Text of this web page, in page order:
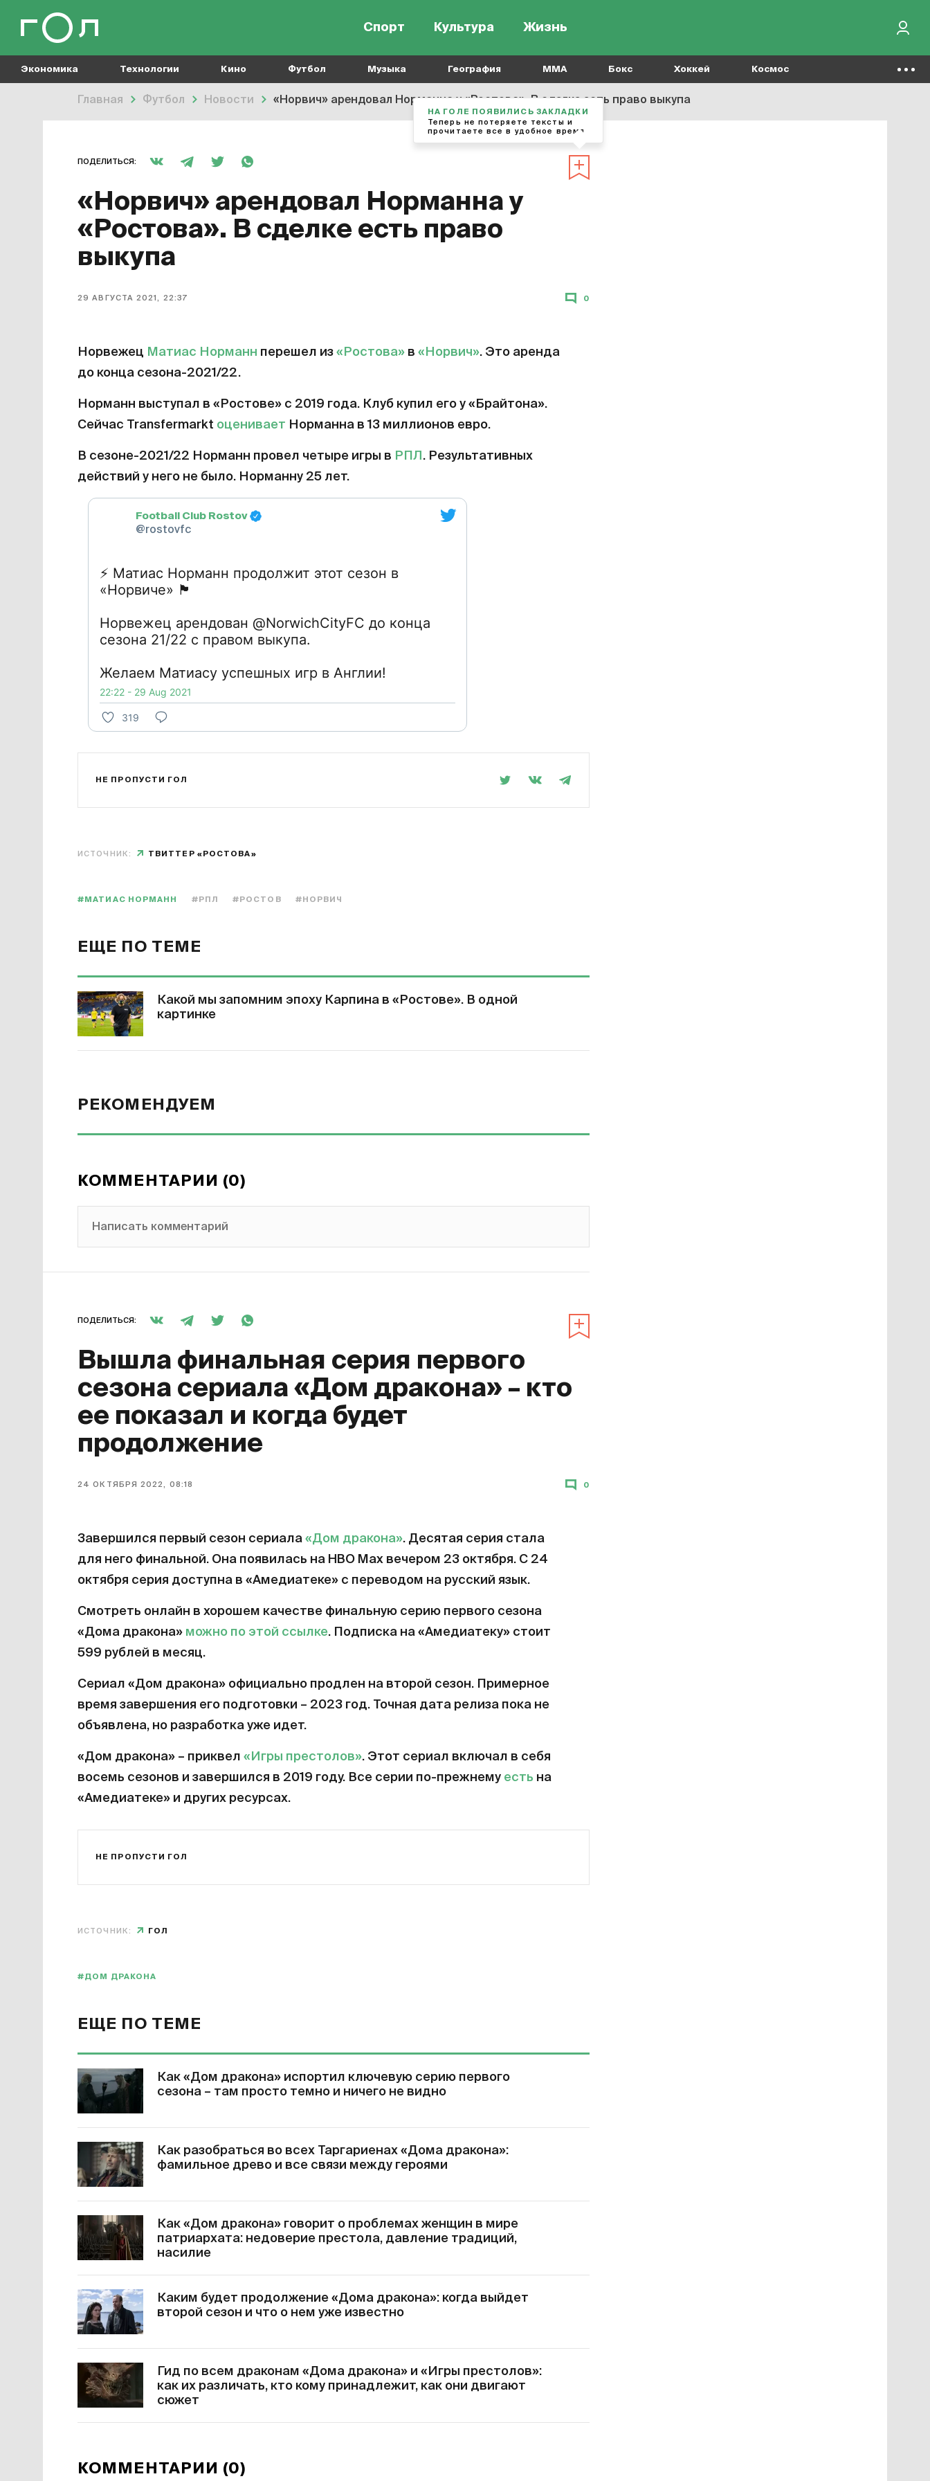
Спорт Культура Жизнь
Экономика Технологии Кино Футбол Музыка География MMA Бокс Хоккей Космос
Главная Футбол Новости «Норвич» арендовал Норманна у «Ростова». В сделке есть право выкупа
ПОДЕЛИТЬСЯ:
«Норвич» арендовал Норманна у
«Ростова». В сделке есть право
выкупа
29 АВГУСТА 2021, 22:37 0
Норвежец Матиас Норманн перешел из «Ростова» в «Норвич». Это аренда
до конца сезона-2021/22.
Норманн выступал в «Ростове» с 2019 года. Клуб купил его у «Брайтона».
Сейчас Transfermarkt оценивает Норманна в 13 миллионов евро.
В сезоне-2021/22 Норманн провел четыре игры в РПЛ . Результативных
действий у него не было. Норманну 25 лет.
Football Club Rostov
@rostovfc
⚡️ Матиас Норманн продолжит этот сезон в
«Норвиче» 🏴󠁧󠁢󠁥󠁮󠁧󠁿
Норвежец арендован @NorwichCityFC до конца
сезона 21/22 с правом выкупа.
Желаем Матиасу успешных игр в Англии!
22:22 - 29 Aug 2021
319
НЕ ПРОПУСТИ ГОЛ
ИСТОЧНИК: ТВИТТЕР «РОСТОВА»
#МАТИАС НОРМАНН #РПЛ #РОСТОВ #НОРВИЧ
ЕЩЕ ПО ТЕМЕ
Какой мы запомним эпоху Карпина в «Ростове». В одной
картинке
РЕКОМЕНДУЕМ
КОММЕНТАРИИ (0)
Написать комментарий
ПОДЕЛИТЬСЯ:
Вышла финальная серия первого
сезона сериала «Дом дракона» – кто
ее показал и когда будет
продолжение
24 ОКТЯБРЯ 2022, 08:18 0
Завершился первый сезон сериала «Дом дракона». Десятая серия стала
для него финальной. Она появилась на HBO Max вечером 23 октября. С 24
октября серия доступна в «Амедиатеке» с переводом на русский язык.
Смотреть онлайн в хорошем качестве финальную серию первого сезона
«Дома дракона» можно по этой ссылке. Подписка на «Амедиатеку» стоит
599 рублей в месяц.
Сериал «Дом дракона» официально продлен на второй сезон. Примерное
время завершения его подготовки – 2023 год. Точная дата релиза пока не
объявлена, но разработка уже идет.
«Дом дракона» – приквел «Игры престолов». Этот сериал включал в себя
восемь сезонов и завершился в 2019 году. Все серии по-прежнему есть на
«Амедиатеке» и других ресурсах.
НЕ ПРОПУСТИ ГОЛ
ИСТОЧНИК: ГОЛ
#ДОМ ДРАКОНА
ЕЩЕ ПО ТЕМЕ
Как «Дом дракона» испортил ключевую серию первого
сезона – там просто темно и ничего не видно
Как разобраться во всех Таргариенах «Дома дракона»:
фамильное древо и все связи между героями
Как «Дом дракона» говорит о проблемах женщин в мире
патриархата: недоверие престола, давление традиций,
насилие
Каким будет продолжение «Дома дракона»: когда выйдет
второй сезон и что о нем уже известно
Гид по всем драконам «Дома дракона» и «Игры престолов»:
как их различать, кто кому принадлежит, как они двигают
сюжет
КОММЕНТАРИИ (0)
НА ГОЛЕ ПОЯВИЛИСЬ ЗАКЛАДКИ
Теперь не потеряете тексты и
прочитаете все в удобное время